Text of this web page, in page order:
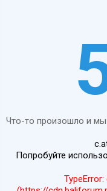
Что-то произошло и мы
Попробуйте